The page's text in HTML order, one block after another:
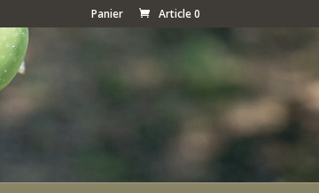
Panier Article 0